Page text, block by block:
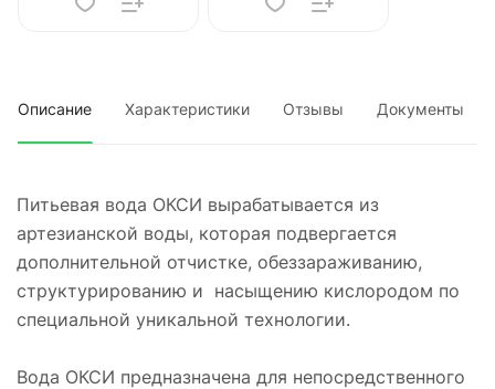
Описание Характеристики Отзывы Документы
Питьевая вода ОКСИ вырабатывается из
артезианской воды, которая подвергается
дополнительной отчистке, обеззараживанию,
структурированию и насыщению кислородом по
специальной уникальной технологии.
Вода ОКСИ предназначена для непосредственного